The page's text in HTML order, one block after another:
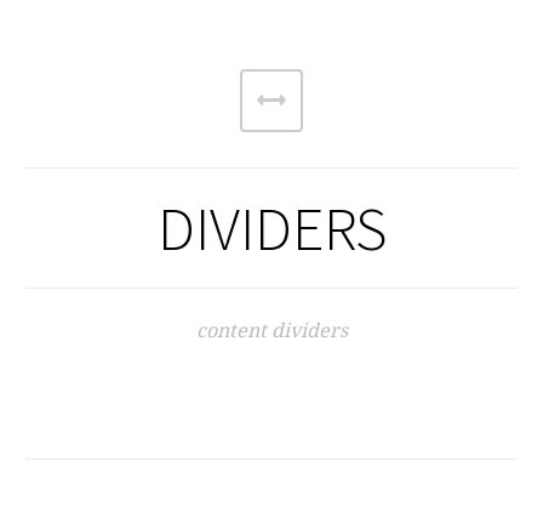
DIVIDERS
content dividers